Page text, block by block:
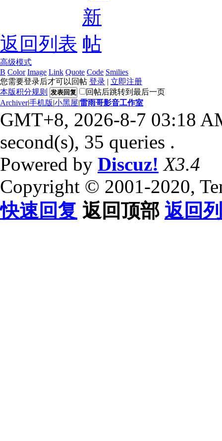
返回列表
高级模式
B Color Image Link Quote Code Smilies
您需要登录后才可以回帖 登录 | 立即注册
本版积分规则
发表回复
回帖后跳转到最后一页
Archiver|手机版|小黑屋|雷雨哥影音工作室
GMT+8, 2026-8-7 03:18
second(s), 35 queries .
Powered by Discuz! X3.4
Copyright © 2001-2020,
快速回复 返回顶部 返回